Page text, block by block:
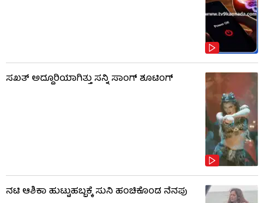
ಸಖತ್ ಅದ್ದೂರಿಯಾಗಿತ್ತು ಸನ್ನಿ ಸಾಂಗ್ ಶೂಟಿಂಗ್
ನಟಿ ಆಶಿಕಾ ಹುಟ್ಟುಹಬ್ಬಕ್ಕೆ ಸುನಿ ಹಂಚಿಕೊಂಡ ನೆನಪು